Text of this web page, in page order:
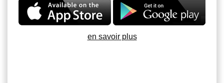
en savoir plus